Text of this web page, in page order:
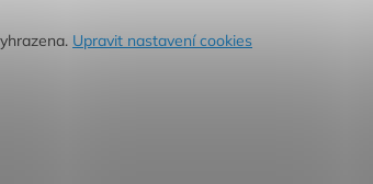
Upravit nastavení cookies